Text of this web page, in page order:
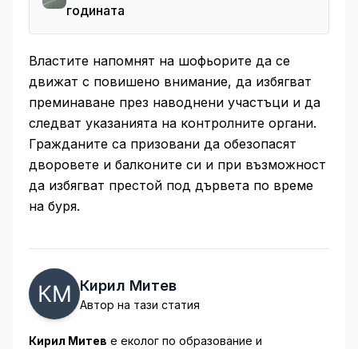
годината
Властите напомнят на шофьорите да се
движат с повишено внимание, да избягват
преминаване през наводнени участъци и да
следват указанията на контролните органи.
Гражданите са призовани да обезопасят
дворовете и балконите си и при възможност
да избягват престой под дървета по време
на буря.
Кирил Митев
Автор на тази статия
Кирил Митев е еколог по образование и